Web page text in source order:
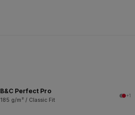
B&C Perfect Pro
185 g/m² / Classic Fit
+1